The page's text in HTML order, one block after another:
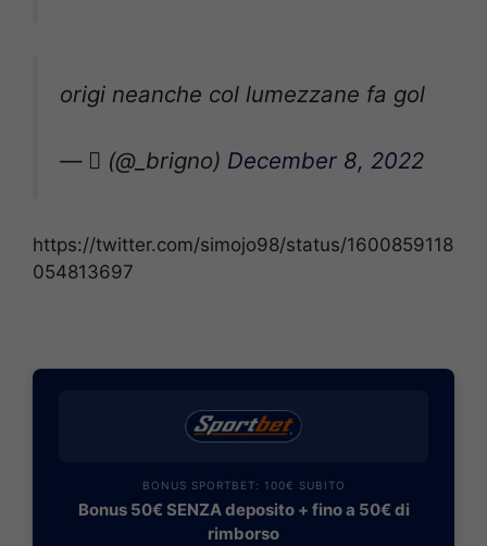
origi neanche col lumezzane fa gol
— ‎ّ (@_brigno) December 8, 2022
https://twitter.com/simojo98/status/1600859118
054813697
BONUS SPORTBET: 100€ SUBITO
Bonus 50€ SENZA deposito + fino a 50€ di
rimborso